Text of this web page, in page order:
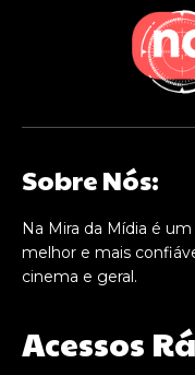
Sobre Nós:
Na Mira da Mídia é
melhor e mais
cinema e geral.
Acessos